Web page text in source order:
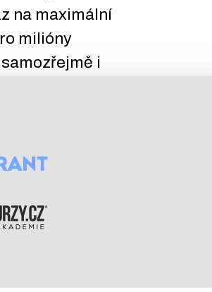
na maximální
milióny
i